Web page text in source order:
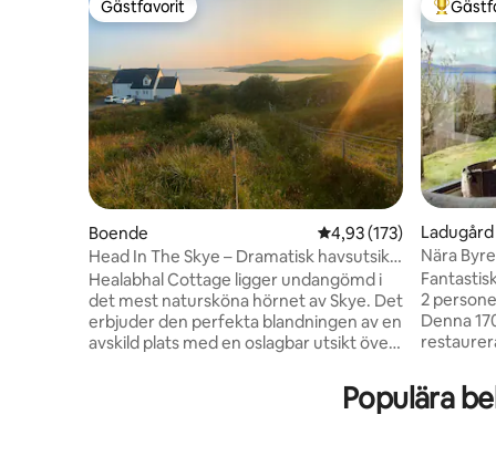
Gästfavorit
Gästfavorit
Boende 4,93 av 5 i
4,93 (173)
Head In The Skye – Dramatisk havsutsikt
vid Healabhal
Healabhal Cottage ligger undangömd i
det mest natursköna hörnet av Skye. Det
erbjuder den perfekta blandningen av en
avskild plats med en oslagbar utsikt över
korta avstånd till så många fantastiska
sevärdheter och restauranger, (inklusive
Populär
Ladugård
Nära
2
Denna
utrymme
njuta av
Populära